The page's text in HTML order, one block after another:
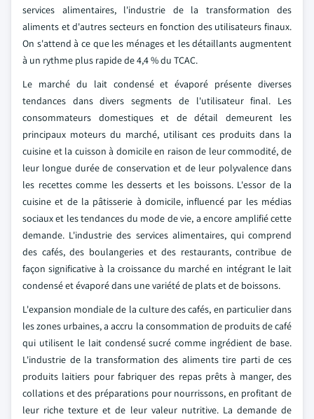
services alimentaires, l'industrie de la transformation des
aliments et d'autres secteurs en fonction des utilisateurs finaux.
On s'attend à ce que les ménages et les détaillants augmentent
à un rythme plus rapide de 4,4 % du TCAC.
Le marché du lait condensé et évaporé présente diverses
tendances dans divers segments de l'utilisateur final. Les
consommateurs domestiques et de détail demeurent les
principaux moteurs du marché, utilisant ces produits dans la
cuisine et la cuisson à domicile en raison de leur commodité, de
leur longue durée de conservation et de leur polyvalence dans
les recettes comme les desserts et les boissons. L'essor de la
cuisine et de la pâtisserie à domicile, influencé par les médias
sociaux et les tendances du mode de vie, a encore amplifié cette
demande. L'industrie des services alimentaires, qui comprend
des cafés, des boulangeries et des restaurants, contribue de
façon significative à la croissance du marché en intégrant le lait
condensé et évaporé dans une variété de plats et de boissons.
L'expansion mondiale de la culture des cafés, en particulier dans
les zones urbaines, a accru la consommation de produits de café
qui utilisent le lait condensé sucré comme ingrédient de base.
L'industrie de la transformation des aliments tire parti de ces
produits laitiers pour fabriquer des repas prêts à manger, des
collations et des préparations pour nourrissons, en profitant de
leur riche texture et de leur valeur nutritive. La demande de